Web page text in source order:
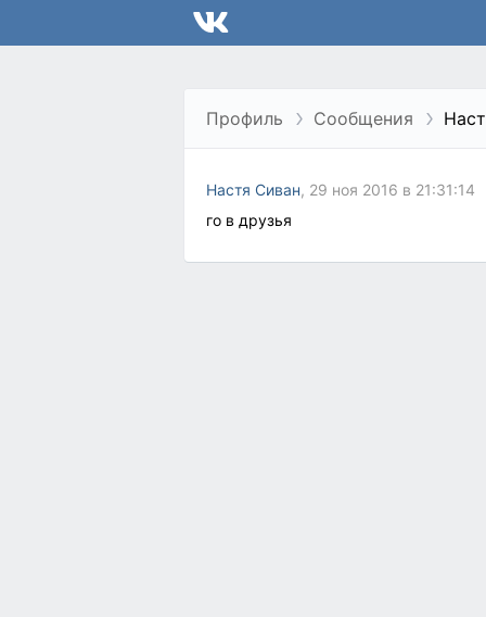
Профиль Сообщения
Настя Сиван, 29 ноя 2016 в 21:31:14
го в друзья